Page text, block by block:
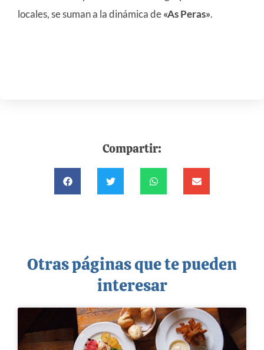
locales, se suman a la dinámica de«As Peras».
Compartir:
Otras páginas que te pueden
interesar